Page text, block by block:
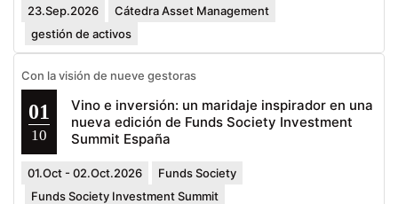
23.Sep.2026
Cátedra Asset Management
gestión de activos
Con la visión de nueve gestoras
01
10
Vino e inversión: un maridaje inspirador en una
nueva edición de Funds Society Investment
Summit España
01.Oct - 02.Oct.2026
Funds Society
Funds Society Investment Summit